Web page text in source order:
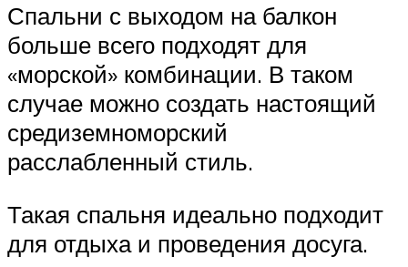
Спальни с выходом на балкон
больше всего подходят для
«морской» комбинации. В таком
случае можно создать настоящий
средиземноморский
расслабленный стиль.
Такая спальня идеально подходит
для отдыха и проведения досуга.